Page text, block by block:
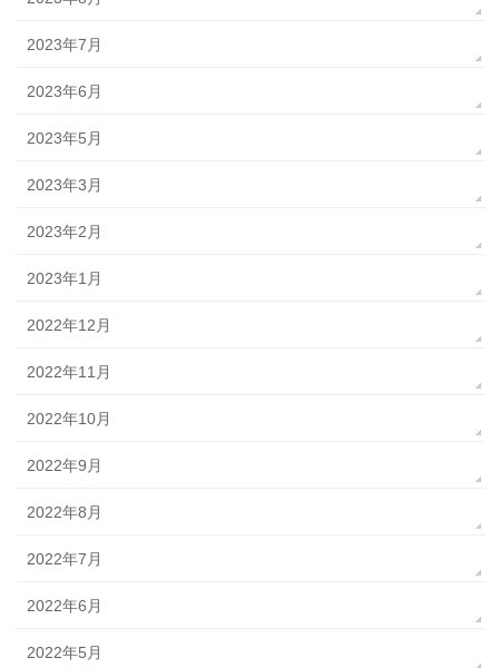
2023年7月
2023年6月
2023年5月
2023年3月
2023年2月
2023年1月
2022年12月
2022年11月
2022年10月
2022年9月
2022年8月
2022年7月
2022年6月
2022年5月